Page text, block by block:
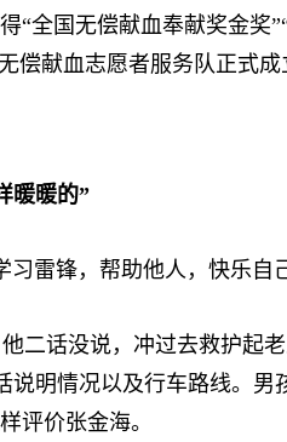
“全国无偿献血奉献奖金
偿献血志愿者服务队正式
暖暖的”
锋，帮助他人，快乐自己
话没说，冲过去救护起
说明情况以及行车路线。
评价张金海。